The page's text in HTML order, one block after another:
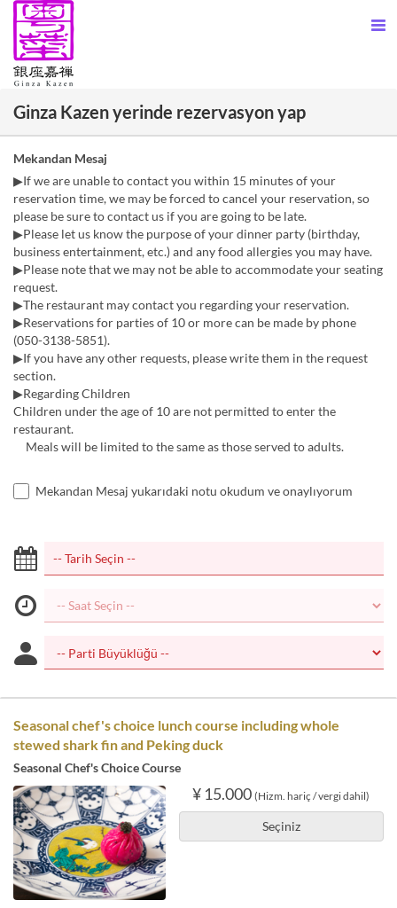
Ginza Kazen yerinde rezervasyon yap
Mekandan Mesaj
▶If we are unable to contact you within 15 minutes of your
reservation time, we may be forced to cancel your reservation, so
please be sure to contact us if you are going to be late.
▶Please let us know the purpose of your dinner party (birthday,
business entertainment, etc.) and any food allergies you may have.
▶Please note that we may not be able to accommodate your seating
request.
▶The restaurant may contact you regarding your reservation.
▶Reservations for parties of 10 or more can be made by phone
(050-3138-5851).
▶If you have any other requests, please write them in the request
section.
▶Regarding Children
Children under the age of 10 are not permitted to enter the
restaurant.
Meals will be limited to the same as those served to adults.
Mekandan Mesaj yukarıdaki notu okudum ve onaylıyorum
Seasonal chef's choice lunch course including whole
stewed shark fin and Peking duck
Seasonal Chef's Choice Course
¥ 15.000 (Hizm. hariç / vergi dahil)
Seçiniz